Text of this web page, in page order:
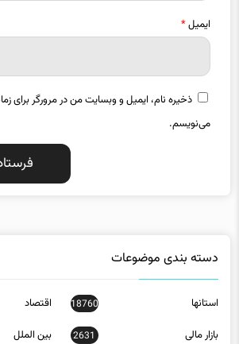
ایمیل*
ذخیره نام، ایمیل و وبسایت من در مرورگر برای
می‌نویسم.
دسته بندی موضوعات
استانها 18760 اقتصاد
بازار مالی 2631 بین الملل